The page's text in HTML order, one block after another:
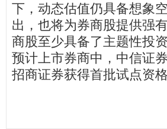
下，动态估值仍具备想象
出，也将为券商股提供强
商股至少具备了主题性投
预计上市券商中，中信证
招商证券获得首批试点资